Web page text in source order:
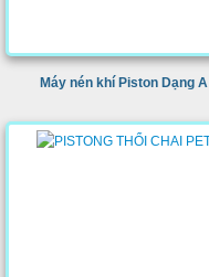
Máy nén khí Piston Dạng A